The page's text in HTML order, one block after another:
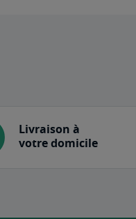
Livraison à
votre domicile